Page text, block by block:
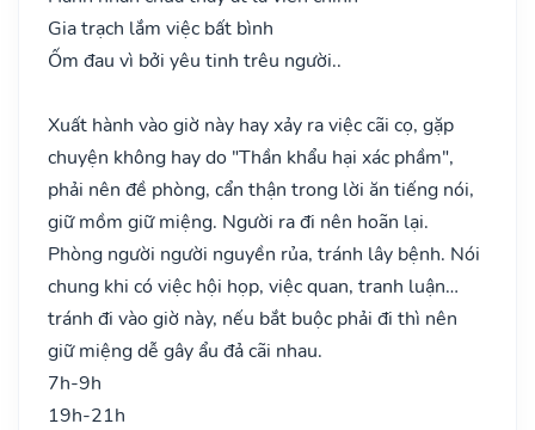
Gia trạch lắm việc bất bình
Ốm đau vì bởi yêu tinh trêu người..
Xuất hành vào giờ này hay xảy ra việc cãi cọ, gặp
chuyện không hay do "Thần khẩu hại xác phầm",
phải nên đề phòng, cẩn thận trong lời ăn tiếng nói,
giữ mồm giữ miệng. Người ra đi nên hoãn lại.
Phòng người người nguyền rủa, tránh lây bệnh. Nói
chung khi có việc hội họp, việc quan, tranh luận…
tránh đi vào giờ này, nếu bắt buộc phải đi thì nên
giữ miệng dễ gây ẩu đả cãi nhau.
7h-9h
19h-21h